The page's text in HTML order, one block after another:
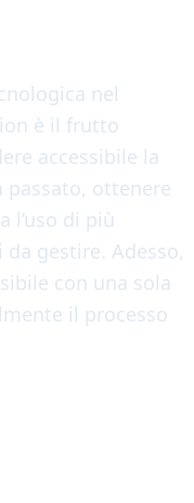
nel
è il frutto
accessibile la
passato, ottenere
l’uso di più
gestire. Adesso,
con una sola
il processo